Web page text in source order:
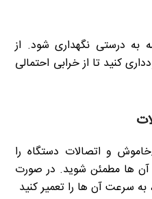
به درستی نگهداری شود. از
کنید تا از خرابی احتمالی
و اتصالات دستگاه را
آن ها مطمئن شوید. در صورت
سرعت آن ها را تعمیر کنید